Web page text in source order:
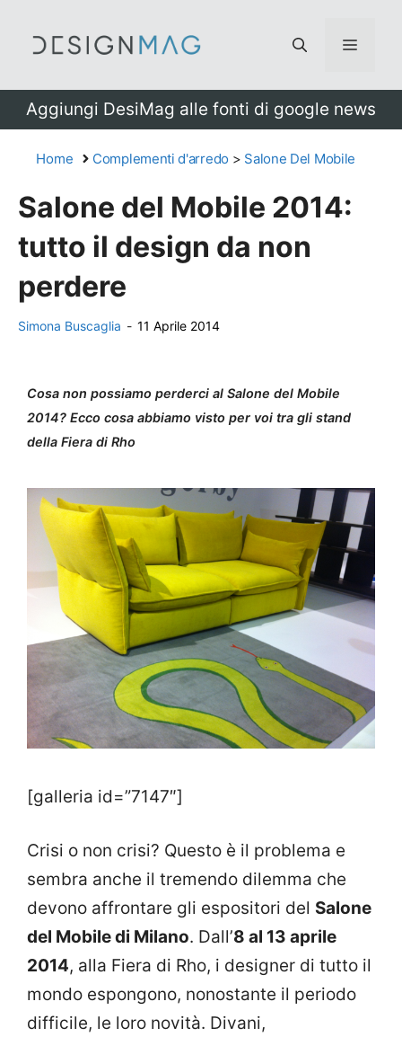
Menu
Aggiungi DesiMag alle fonti di google news
Home Complementi d'arredo > Salone Del Mobile
Salone del Mobile 2014:
tutto il design da non
perdere
Simona Buscaglia - 11 Aprile 2014
Cosa non possiamo perderci al Salone del Mobile
2014? Ecco cosa abbiamo visto per voi tra gli stand
della Fiera di Rho
[galleria id=”7147″]
Crisi o non crisi? Questo è il problema e
sembra anche il tremendo dilemma che
devono affrontare gli espositori del Salone
del Mobile di Milano. Dall’8 al 13 aprile
2014, alla Fiera di Rho, i designer di tutto il
mondo espongono, nonostante il periodo
difficile, le loro novità. Divani,